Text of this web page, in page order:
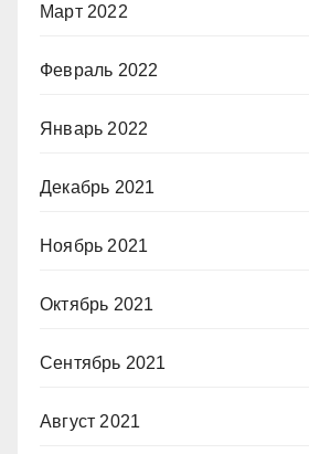
Март 2022
Февраль 2022
Январь 2022
Декабрь 2021
Ноябрь 2021
Октябрь 2021
Сентябрь 2021
Август 2021